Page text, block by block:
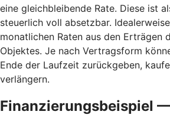
eine gleichbleibende Rate. Diese ist
steuerlich voll absetzbar.
monatlichen Raten aus den Erträgen
Objektes. Je nach Vertragsform
Ende der Laufzeit zurückgeben,
verlängern.
Finanzierungsbeispiel